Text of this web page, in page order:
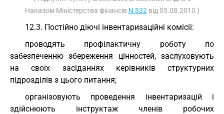
Наказом Міністерства фінансів N 832 від 05.08.2010 )
12.3. Постійно діючі інвентаризаційні комісії:
проводять профілактичну роботу по
забезпеченню збереження цінностей, заслуховують
на своїх засіданнях керівників структурних
підрозділів з цього питання;
організовують проведення інвентаризацій і
здійснюють інструктаж членів робочих